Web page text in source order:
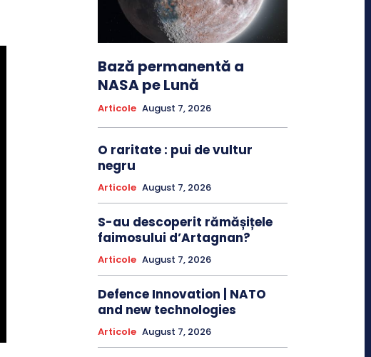
Bază permanentă a
NASA pe Lună
Articole August 7, 2026
O raritate : pui de vultur
negru
Articole August 7, 2026
S-au descoperit rămășițele
faimosului d’Artagnan?
Articole August 7, 2026
Defence Innovation | NATO
and new technologies
Articole August 7, 2026